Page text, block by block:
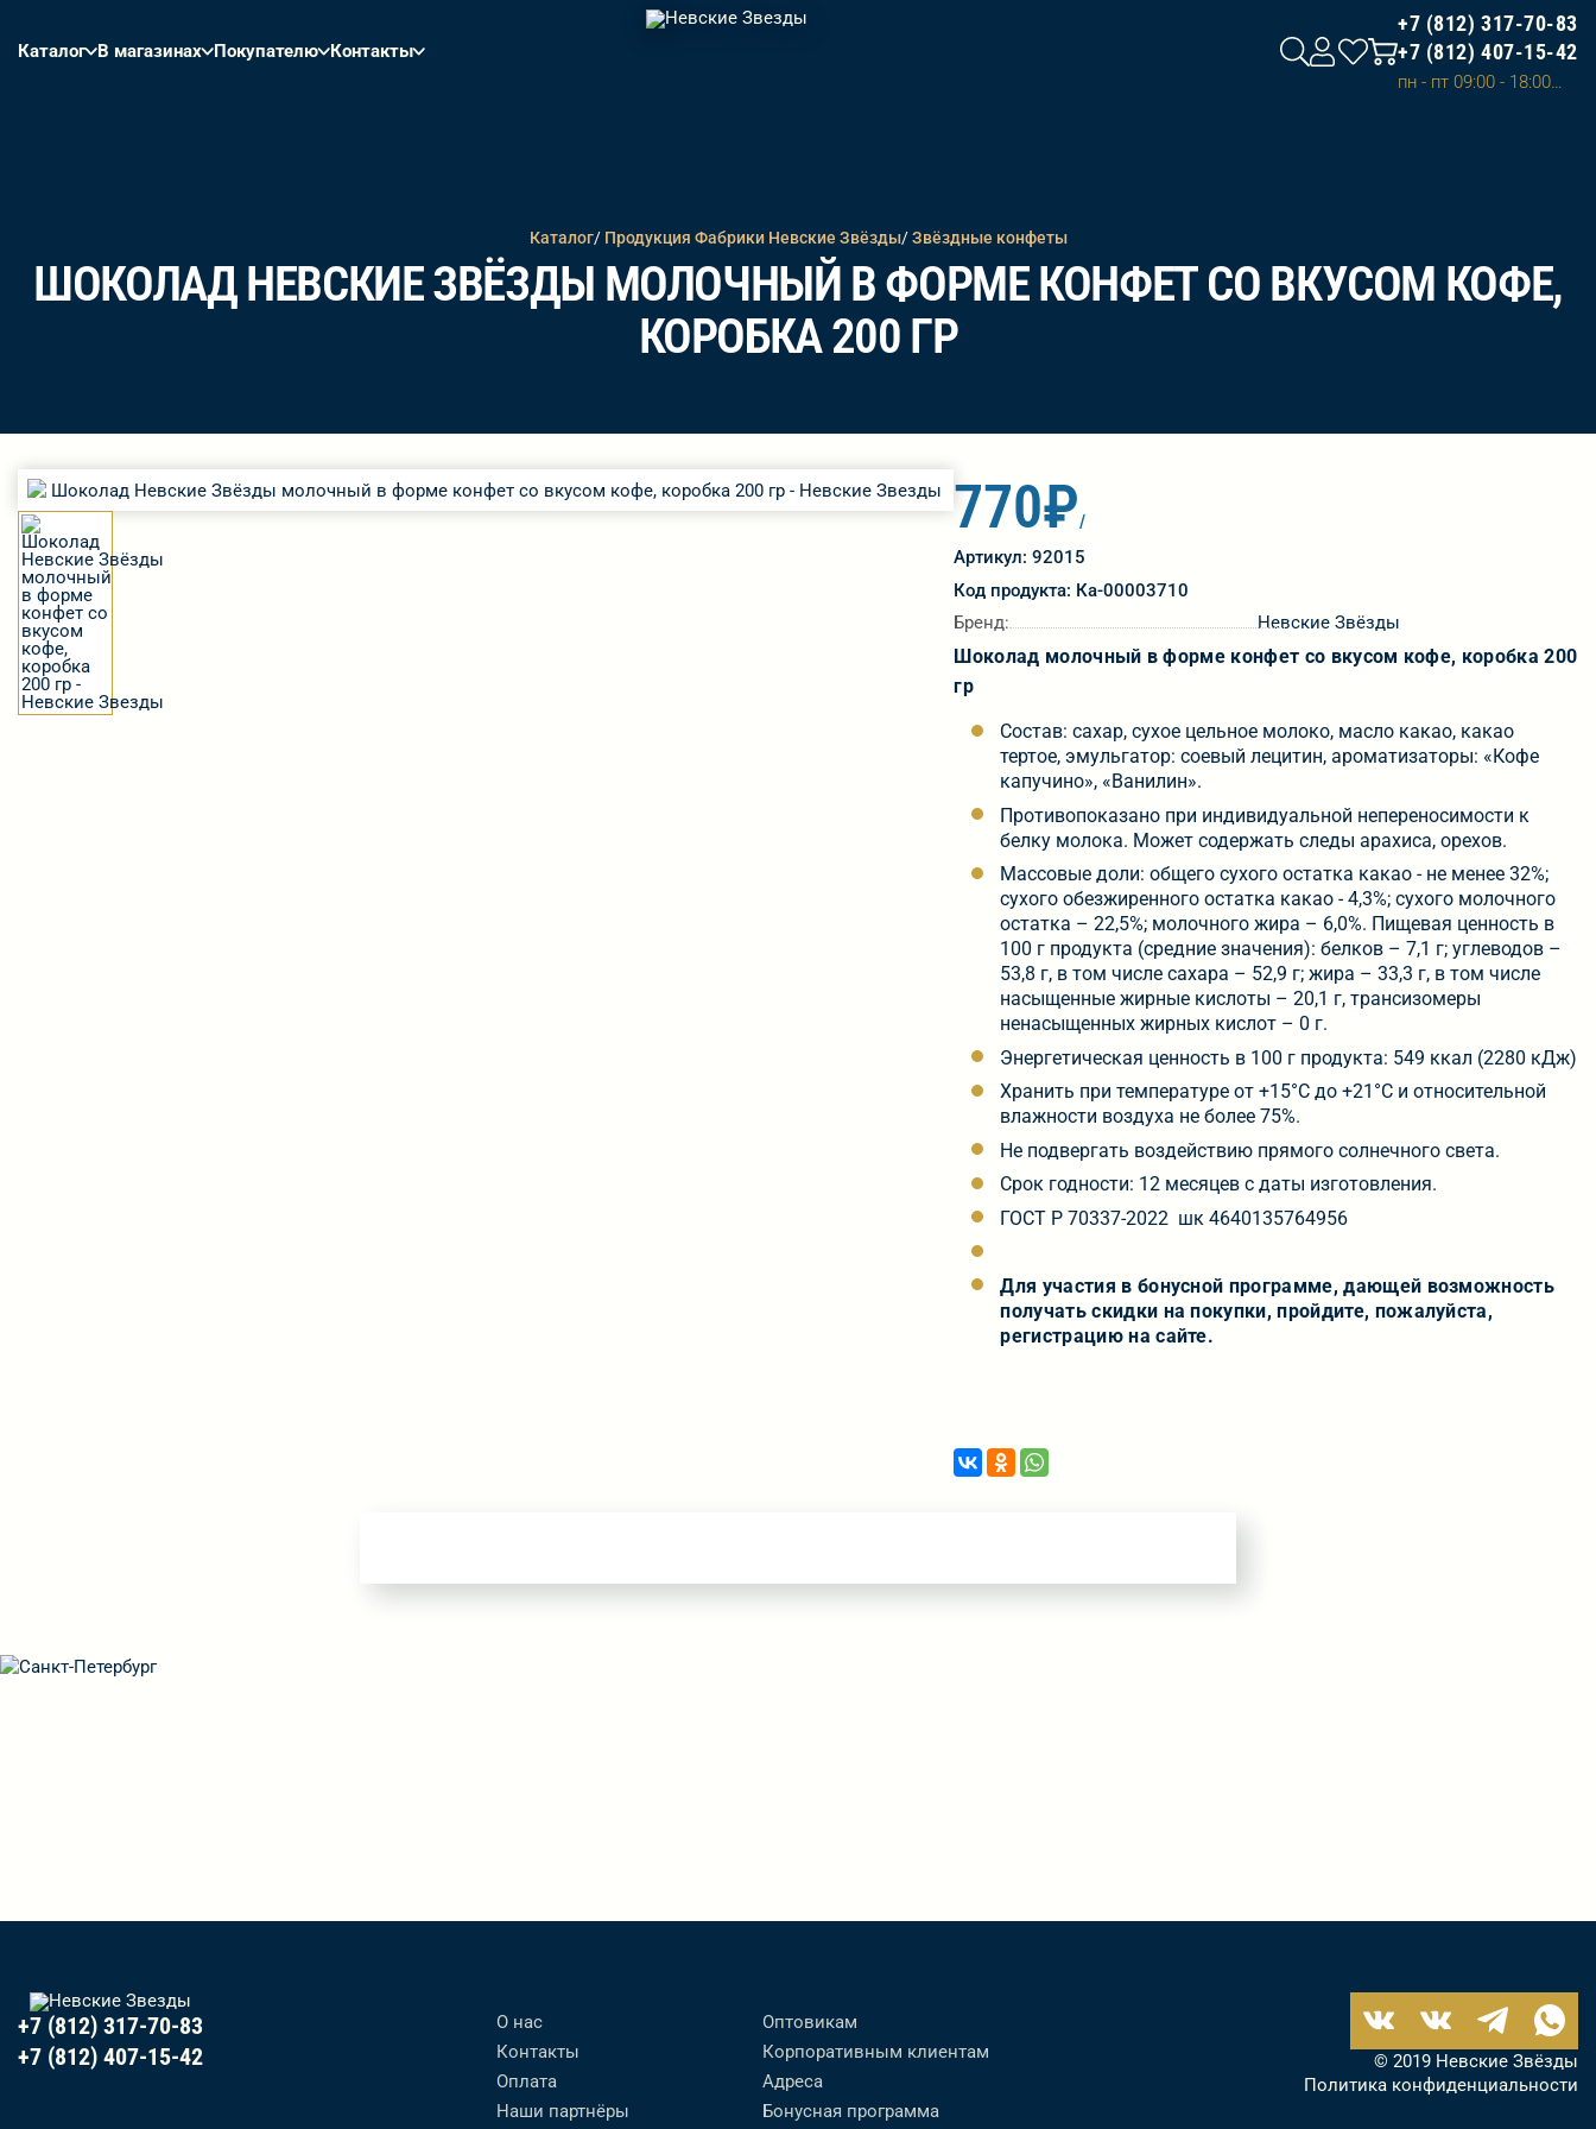
Каталог В магазинах Покупателю Контакты
+7 (812) 317-70-83
+7 (812) 407-15-42
пн - пт 09:00 - 18:00, сб - вс 10:00 - 20:00 (сделать заказ на сайте и оплатить можно в любое время)
Каталог/ Продукция Фабрики Невские Звёзды/ Звёздные конфеты
ШОКОЛАД НЕВСКИЕ ЗВЁЗДЫ МОЛОЧНЫЙ В ФОРМЕ КОНФЕТ СО ВКУСОМ КОФЕ,
КОРОБКА 200 ГР
770₽/
Артикул: 92015
Код продукта: Ка-00003710
Бренд:
Невские Звёзды
Шоколад молочный в форме конфет со вкусом кофе, коробка 200
гр
Состав: сахар, сухое цельное молоко, масло какао, какао
тертое, эмульгатор: соевый лецитин, ароматизаторы: «Кофе
капучино», «Ванилин».
Противопоказано при индивидуальной непереносимости к
белку молока. Может содержать следы арахиса, орехов.
Массовые доли: общего сухого остатка какао - не менее 32%;
сухого обезжиренного остатка какао - 4,3%; сухого молочного
остатка – 22,5%; молочного жира – 6,0%. Пищевая ценность в
100 г продукта (средние значения): белков – 7,1 г; углеводов –
53,8 г, в том числе сахара – 52,9 г; жира – 33,3 г, в том числе
насыщенные жирные кислоты – 20,1 г, трансизомеры
ненасыщенных жирных кислот – 0 г.
Энергетическая ценность в 100 г продукта: 549 ккал (2280 кДж)
Хранить при температуре от +15°С до +21°С и относительной
влажности воздуха не более 75%.
Не подвергать воздействию прямого солнечного света.
Срок годности: 12 месяцев с даты изготовления.
ГОСТ Р 70337-2022 шк 4640135764956
Для участия в бонусной программе, дающей возможность
получать скидки на покупки, пройдите, пожалуйста,
регистрацию на сайте.
+7 (812) 317-70-83
+7 (812) 407-15-42
О нас
Контакты
Оплата
Наши партнёры
Оптовикам
Корпоративным клиентам
Адреса
Бонусная программа
© 2019 Невские Звёзды
Политика конфиденциальности